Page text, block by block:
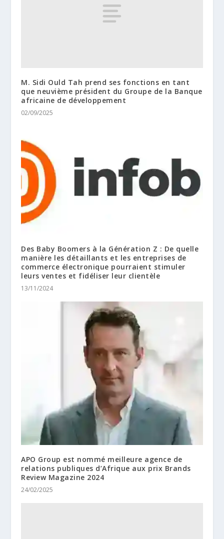
M. Sidi Ould Tah prend ses fonctions en tant
que neuvième président du Groupe de la Banque
africaine de développement
02/09/2025
Des Baby Boomers à la Génération Z : De quelle
manière les détaillants et les entreprises de
commerce électronique pourraient stimuler
leurs ventes et fidéliser leur clientèle
13/11/2024
APO Group est nommé meilleure agence de
relations publiques d’Afrique aux prix Brands
Review Magazine 2024
24/02/2025